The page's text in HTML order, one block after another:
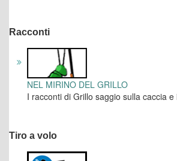
Racconti
NEL MIRINO DEL GRILLO
I racconti di Grillo saggio sulla caccia e
Tiro a volo